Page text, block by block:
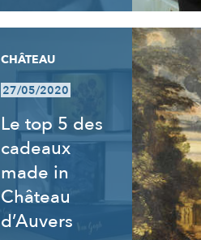
CHÂTEAU
27/05/2020
Le top 5 des
cadeaux
made in
Château
d’Auvers